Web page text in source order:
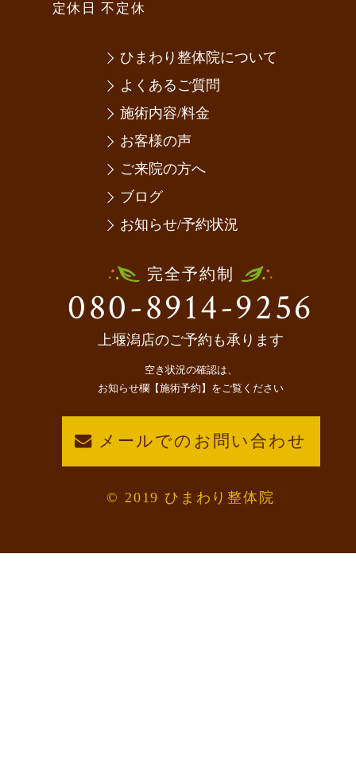
定休日 不定休
ひまわり整体院について
よくあるご質問
施術内容/料金
お客様の声
ご来院の方へ
ブログ
お知らせ/予約状況
完全予約制
080-8914-9256
上堰潟店のご予約も承ります
空き状況の確認は、
お知らせ欄【施術予約】をご覧ください
メールでのお問い合わせ
© 2019 ひまわり整体院